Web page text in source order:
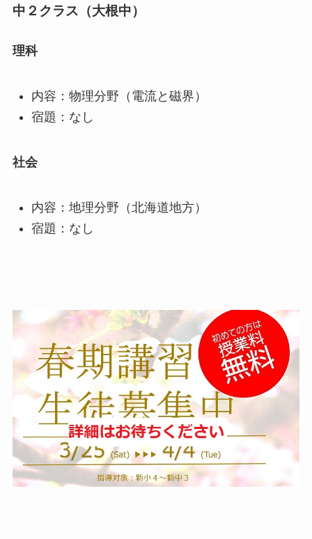
中２クラス（大根中）
理科
内容：物理分野（電流と磁界）
宿題：なし
社会
内容：地理分野（北海道地方）
宿題：なし